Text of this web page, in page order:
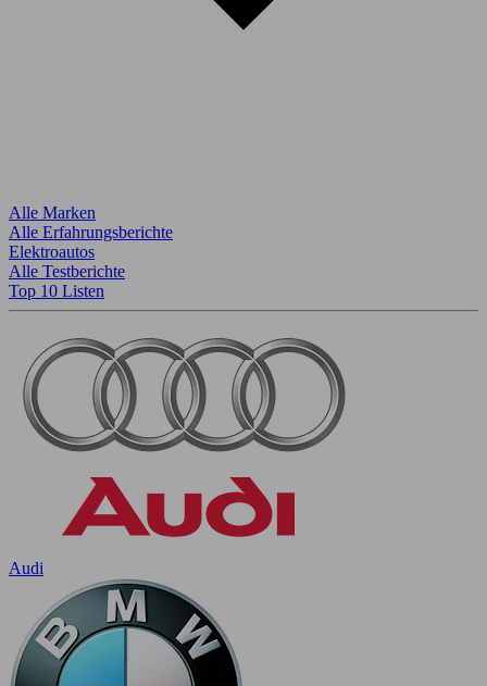
Alle Marken
Alle Erfahrungsberichte
Elektroautos
Alle Testberichte
Top 10 Listen
Audi